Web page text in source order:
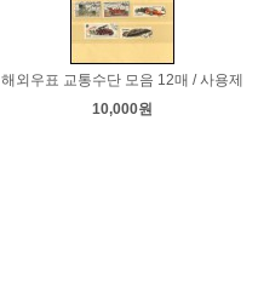
해외우표 교통수단 모음 12매 / 사용제
10,000원